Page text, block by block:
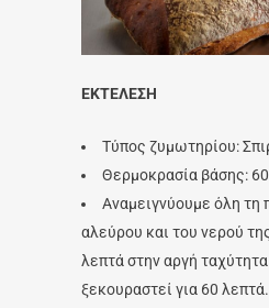
ΕΚΤΕΛΕΣΗ
Τύπος ζυμωτηρίου:
Θερμοκρασία βάσης:
Αναμειγνύουμε όλη τη
αλεύρου και του νερού
λεπτά στην αργή
ξεκουραστεί για 60 λεπτά.